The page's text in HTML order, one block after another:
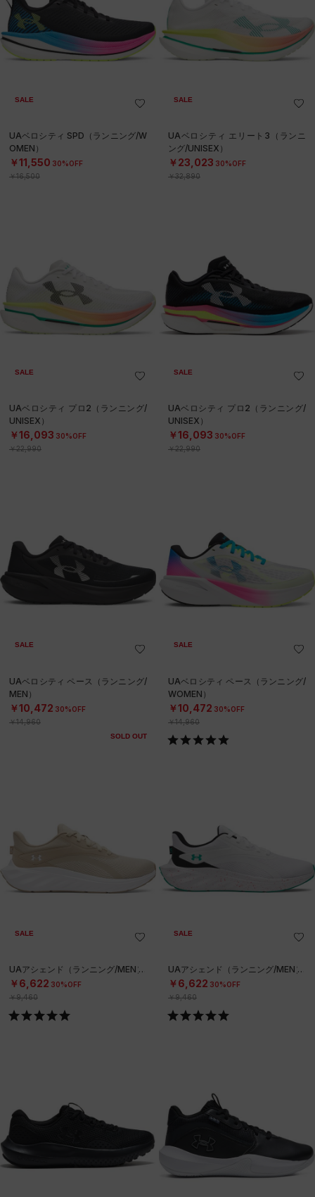
SALE
UAベロシティ SPD（ランニング/W
OMEN）
￥11,550 30%OFF
￥16,500
SALE
UAベロシティ エリート3（ランニ
ング/UNISEX）
￥23,023 30%OFF
￥32,890
SALE
UAベロシティ プロ2（ランニング/
UNISEX）
￥16,093 30%OFF
￥22,990
SALE
UAベロシティ プロ2（ランニング/
UNISEX）
￥16,093 30%OFF
￥22,990
SALE
UAベロシティ ペース（ランニング/
MEN）
￥10,472 30%OFF
￥14,960
SOLD OUT
SALE
UAベロシティ ペース（ランニング/
WOMEN）
￥10,472 30%OFF
￥14,960
SALE
UAアシェンド（ランニング/MEN）
￥6,622 30%OFF
￥9,460
SALE
UAアシェンド（ランニング/MEN）
￥6,622 30%OFF
￥9,460